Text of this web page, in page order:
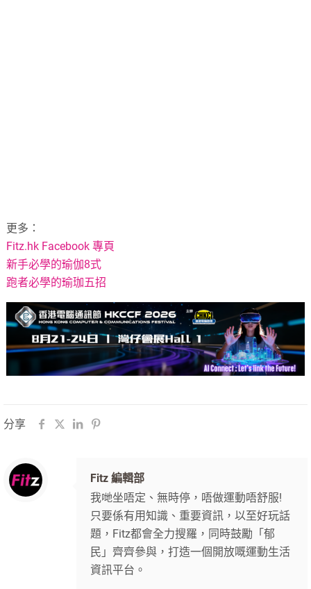
更多：
Fitz.hk Facebook 專頁
新手必學的瑜伽8式
跑者必學的瑜珈五招
分享
Fitz 編輯部
我哋坐唔定、無時停，唔做運動唔舒服!
只要係有用知識、重要資訊，以至好玩話
題，Fitz都會全力搜羅，同時鼓勵「郁
民」齊齊參與，打造一個開放嘅運動生活
資訊平台。